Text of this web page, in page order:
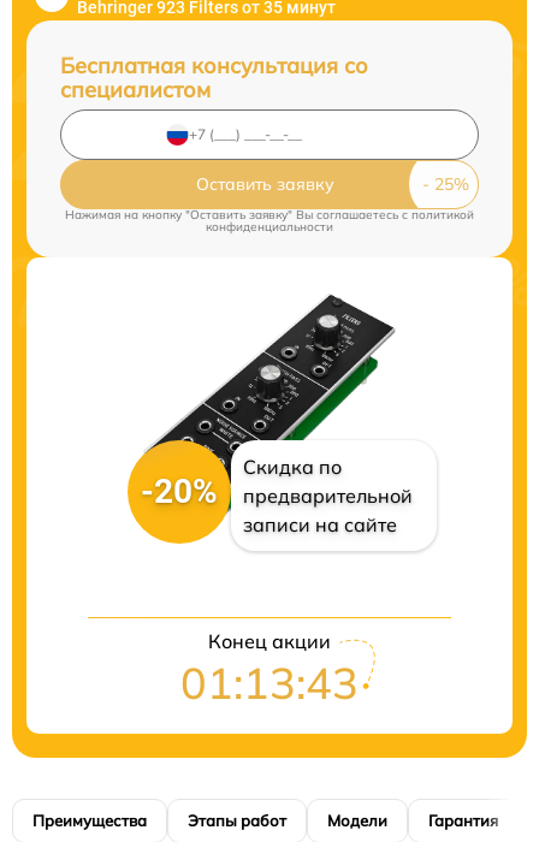
Behringer 923 Filters от 35 минут
Бесплатная консультация со
специалистом
Оставить заявку
Нажимая на кнопку "Оставить заявку" Вы соглашаетесь cполитикой
конфиденциальности
-20%
Скидка по
предварительной
записи на сайте
Конец акции
01:13:42
Преимущества Этапы работ Модели Гарантия